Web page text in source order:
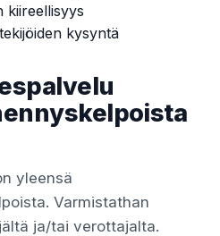
kiireellisyys
kysyntä
yleensä
Varmistathan
ja/tai verottajalta.